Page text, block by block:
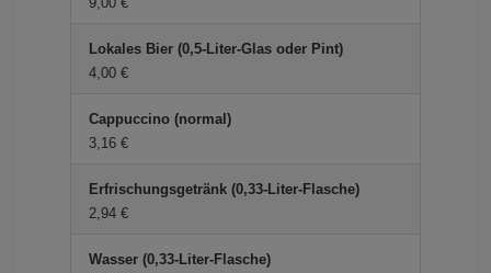
Lokales Bier (0,5-Liter-Glas oder Pint)
4,00 €
Cappuccino (normal)
3,16 €
Erfrischungsgetränk (0,33-Liter-Flasche)
2,94 €
Wasser (0,33-Liter-Flasche)